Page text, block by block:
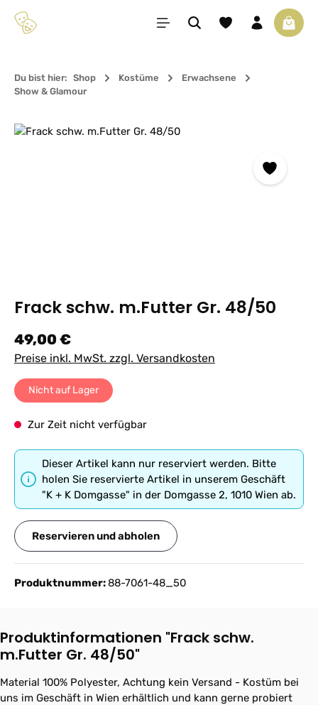
Zum Hauptinhalt springen Du hast 0 Produkte
Du bist hier: Shop Kostüme
Erwachsene
Show & Glamour
Bildergalerie überspringen
Frack schw. m.Futter Gr. 48/50
Regulärer Preis:
49,00 €
Preise inkl. MwSt. zzgl. Versandkosten
Nicht auf Lager
Zur Zeit nicht verfügbar
Dieser Artikel kann nur reserviert werden. Bitte
holen Sie reservierte Artikel in unserem Geschäft
"K + K Domgasse" in der Domgasse 2, 1010 Wien ab.
Reservieren und abholen
Produktnummer:88-7061-48_50
Produktinformationen "Frack schw.
m.Futter Gr. 48/50"
Material 100% Polyester, Achtung kein Versand - Kostüm bei
uns im Geschäft in Wien erhältlich und kann gerne probiert